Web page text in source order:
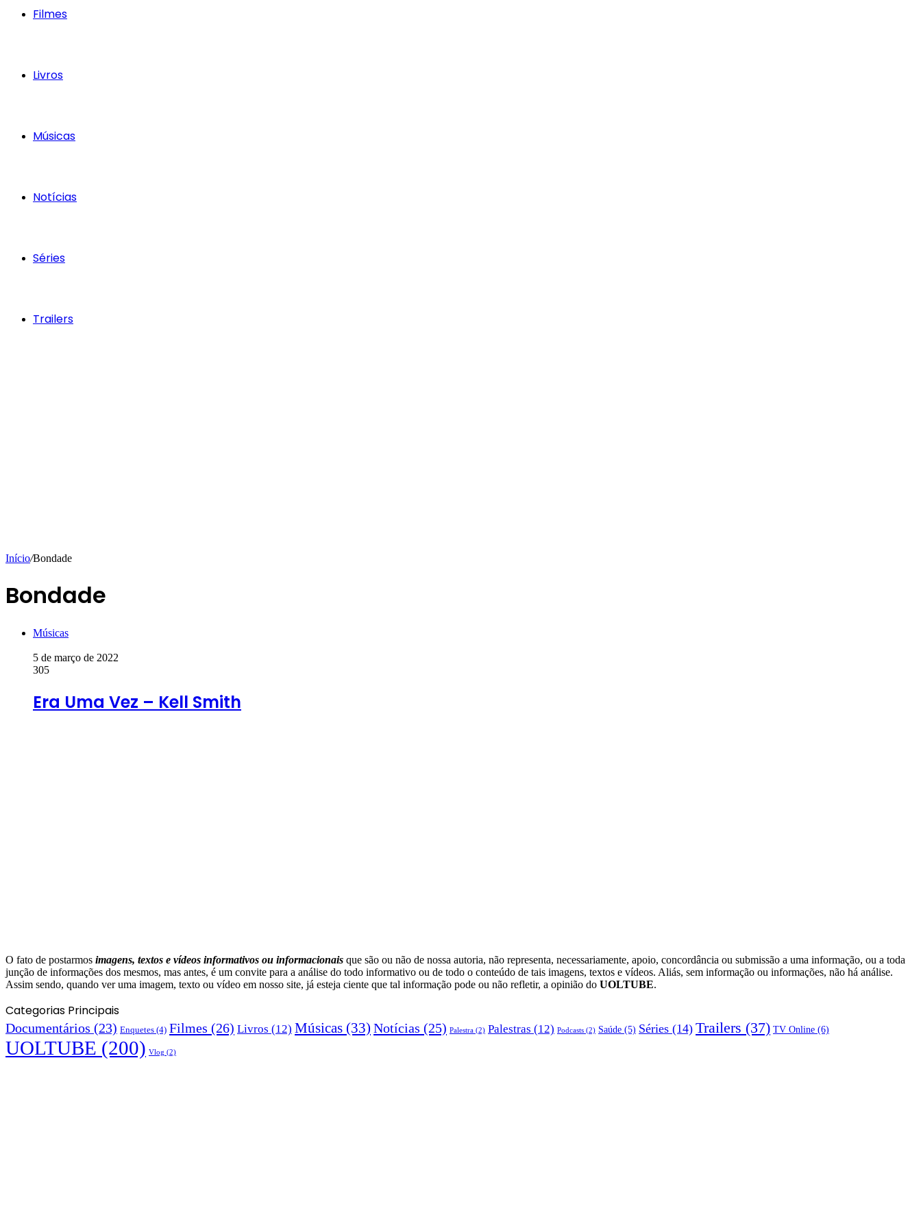
Filmes
Livros
Músicas
Notícias
Séries
Trailers
Início/Bondade
Bondade
Músicas
5 de março de 2022
305
Era Uma Vez – Kell Smith
O fato de postarmos imagens, textos e vídeos informativos ou informacionais que são ou não de nossa autoria, não representa, necessariamente, apoio, concordância ou submissão a uma informação, ou a toda
junção de informações dos mesmos, mas antes, é um convite para a análise do todo informativo ou de todo o conteúdo de tais imagens, textos e vídeos. Aliás, sem informação ou informações, não há análise.
Assim sendo, quando ver uma imagem, texto ou vídeo em nosso site, já esteja ciente que tal informação pode ou não refletir, a opinião do UOLTUBE.
Categorias Principais
Documentários (23) Enquetes (4) Filmes (26) Livros (12) Músicas (33) Notícias (25) Palestra (2) Palestras (12) Podcasts (2) Saúde (5) Séries (14) Trailers (37) TV Online (6)
UOLTUBE (200) Vlog (2)